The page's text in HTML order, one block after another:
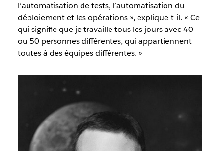
l’automatisation de tests, l’automatisation du
déploiement et les opérations », explique-t-il. « Ce
qui signifie que je travaille tous les jours avec 40
ou 50 personnes différentes, qui appartiennent
toutes à des équipes différentes. »